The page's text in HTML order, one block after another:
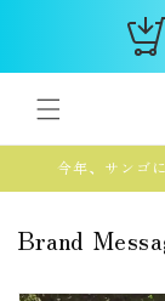
今年、サンゴ
Brand